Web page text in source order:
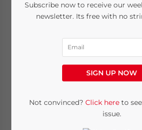
устойчивые
тенденции
2022 году
China Briefing
Subscribe now to receive our
newsletter. Its free with no
SIGN UP NOW
Not convinced? Click hereto
issue.